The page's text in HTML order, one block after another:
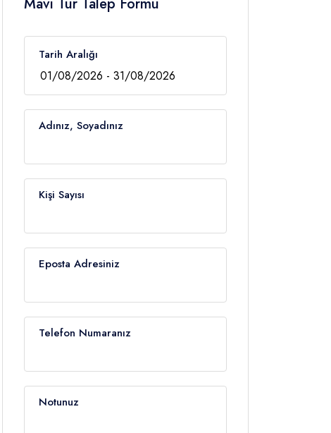
Tarih Aralığı
Adınız, Soyadınız
Kişi Sayısı
Eposta Adresiniz
Telefon Numaranız
Notunuz